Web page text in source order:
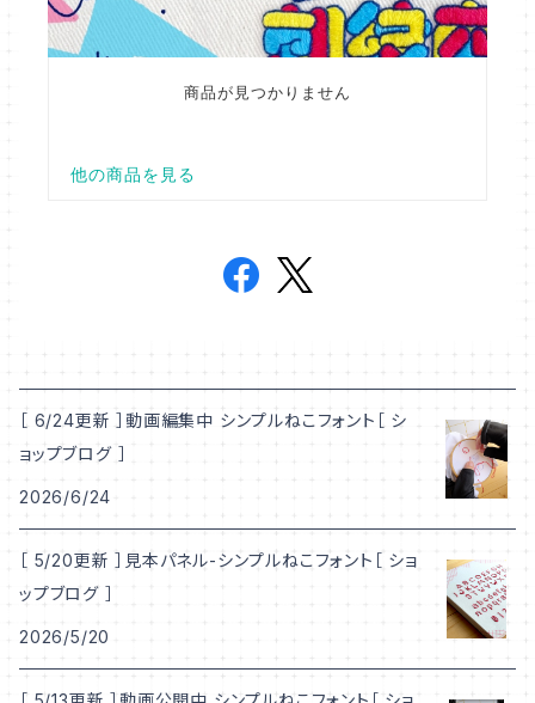
［ 6/24更新 ］動画編集中 シンプルねこフォント［ シ
ョップブログ ］
2026/6/24
［ 5/20更新 ］見本パネル-シンプルねこフォント［ ショ
ップブログ ］
2026/5/20